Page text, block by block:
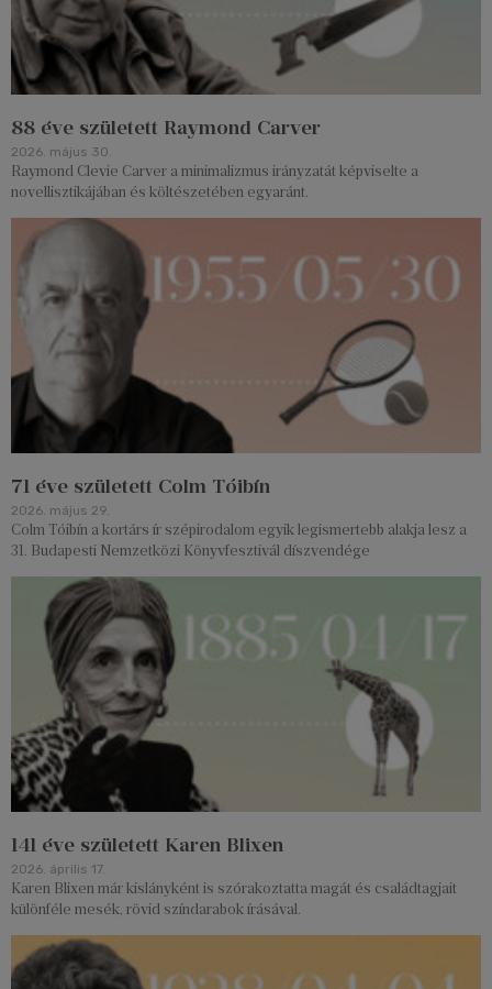
88 éve született Raymond Carver
2026. május 30.
Raymond Clevie Carver a minimalizmus irányzatát képviselte a
novellisztikájában és költészetében egyaránt.
71 éve született Colm Tóibín
2026. május 29.
Colm Tóibín a kortárs ír szépirodalom egyik legismertebb alakja lesz a
31. Budapesti Nemzetközi Könyvfesztivál díszvendége
141 éve született Karen Blixen
2026. április 17.
Karen Blixen már kislányként is szórakoztatta magát és családtagjait
különféle mesék, rövid színdarabok írásával.